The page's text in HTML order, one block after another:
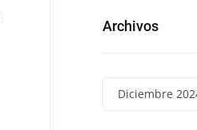
Archivos
Diciembre